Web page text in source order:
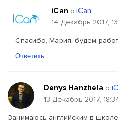
iCan о iCan
14 Декабрь 2017,
Спасибо, Мария, будем
Ответить
Denys Hanzhela о
13 Декабрь 2017,
Занимаюсь английским в